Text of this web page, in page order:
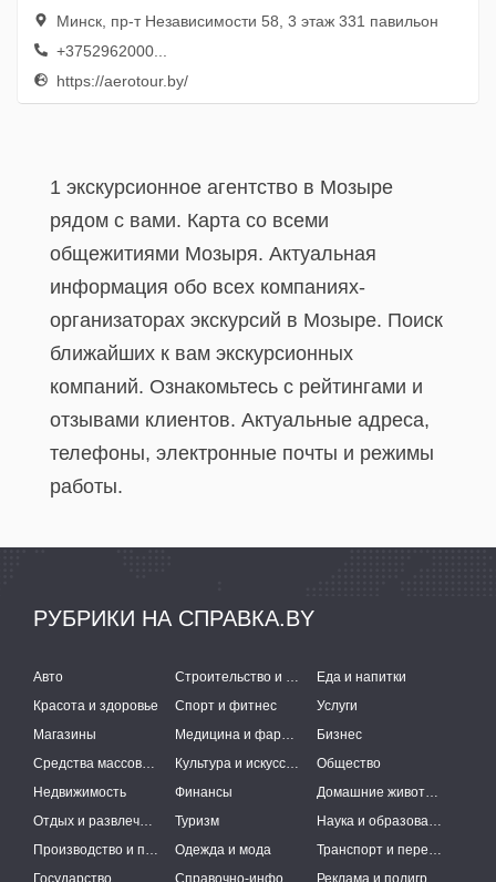
Минск, пр-т Независимости 58, 3 этаж 331 павильон
+3752962000...
https://aerotour.by/
1 экскурсионное агентство в Мозыре
рядом с вами. Карта со всеми
общежитиями Мозыря. Актуальная
информация обо всех компаниях-
организаторах экскурсий в Мозыре. Поиск
ближайших к вам экскурсионных
компаний. Ознакомьтесь с рейтингами и
отзывами клиентов. Актуальные адреса,
телефоны, электронные почты и режимы
работы.
РУБРИКИ НА СПРАВКА.BY
Авто Строительство и ремонт
Еда и напитки
Красота и здоровье
Спорт и фитнес
Услуги
Магазины
Медицина и фармацевтика
Бизнес
Средства массовой информации
Культура и искусство
Общество
Недвижимость
Финансы
Домашние животные
Отдых и развлечения
Туризм
Наука и образование
Производство и поставки
Одежда и мода
Транспорт и перевозки
Государство